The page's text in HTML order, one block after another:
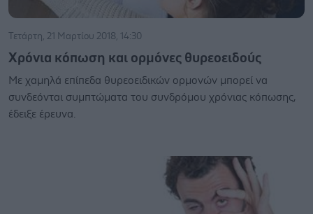
Τετάρτη, 21 Μαρτίου 2018, 14:30
Χρόνια κόπωση και ορμόνες θυρεοειδούς
Με χαμηλά επίπεδα θυρεοειδικών ορμονών μπορεί να
συνδεόνται συμπτώματα του συνδρόμου χρόνιας κόπωσης,
έδειξε έρευνα.